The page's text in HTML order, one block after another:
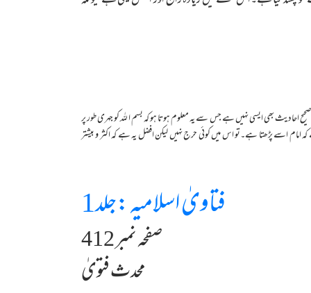
بھی ایسی نہیں ہے جس سے یہ معلوم ہوتا ہو کہ بسم ا للہ کو جہری طور پر
اسے پڑھتا ہے۔تو اس میں کوئی حرج نہیں لیکن افضل یہ ہے کہ اکثر و بیشتر
فتاویٰ اسلامیہ :جلد1
صفحہ نمبر 412
محدث فتویٰ